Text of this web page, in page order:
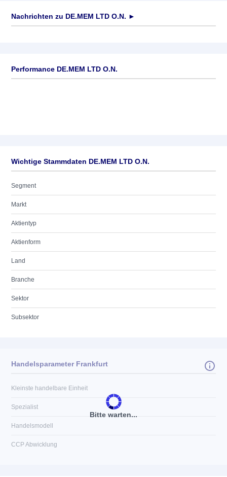
Nachrichten zu DE.MEM LTD O.N. ►
Performance DE.MEM LTD O.N.
Wichtige Stammdaten DE.MEM LTD O.N.
Segment
Markt
Aktientyp
Aktienform
Land
Branche
Sektor
Subsektor
Bitte warten...
Handelsparameter Frankfurt
Kleinste handelbare Einheit
Spezialist
Handelsmodell
CCP Abwicklung